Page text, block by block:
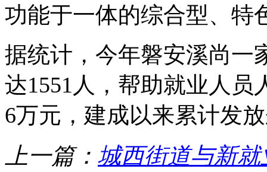
功能于一体的综合型、特
据统计，今年磐安溪尚一
达1551人，帮助就业人员
6万元，建成以来累计发
上一篇： 城西街道与新